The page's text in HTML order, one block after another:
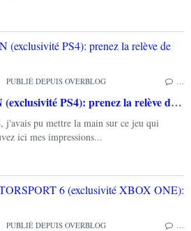
PUBLIÉ DEPUIS OVERBLOG
TEST d' UNTIL DAWN (exclusivité PS4): prenez la relève de Wes Craven...
j'avais pu mettre la main sur ce jeu qui
ici mes impressions...
PUBLIÉ DEPUIS OVERBLOG